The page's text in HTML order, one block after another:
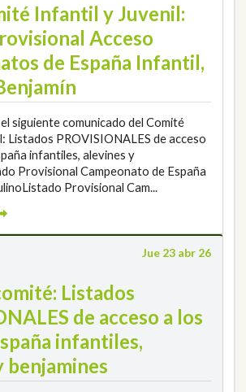
Infantil y Juvenil:
Acceso
de España Infantil,
siguiente comunicado del Comité
Listados PROVISIONALES de acceso
infantiles, alevines y
Provisional Campeonato de España
Provisional Cam...
Jue 23 abr 26
Listados
de acceso a los
infantiles,
benjamines